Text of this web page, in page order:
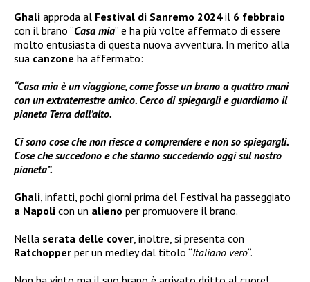
Ghali approda al Festival di Sanremo 2024il 6 febbraio
con il brano “Casa mia” e ha più volte affermato di essere
molto entusiasta di questa nuova avventura. In merito alla
sua canzone ha affermato:
“Casa mia è un viaggione, come fosse un brano a quattro mani
con un extraterrestre amico. Cerco di spiegargli e guardiamo il
pianeta Terra dall’alto.
Ci sono cose che non riesce a comprendere e non so spiegargli.
Cose che succedono e che stanno succedendo oggi sul nostro
pianeta”.
Ghali, infatti, pochi giorni prima del Festival ha passeggiato
a Napoli con un alieno per promuovere il brano.
Nella serata delle cover, inoltre, si presenta con
Ratchopper per un medley dal titolo “Italiano vero“.